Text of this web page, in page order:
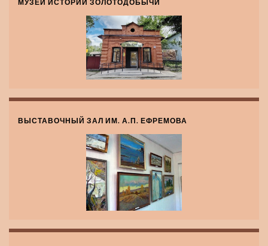
МУЗЕЙ ИСТОРИИ ЗОЛОТОДОБЫЧИ
ВЫСТАВОЧНЫЙ ЗАЛ ИМ. А.П. ЕФРЕМОВА